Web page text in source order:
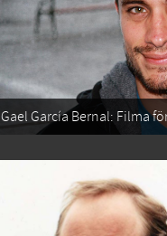
Gael García Bernal: Filma